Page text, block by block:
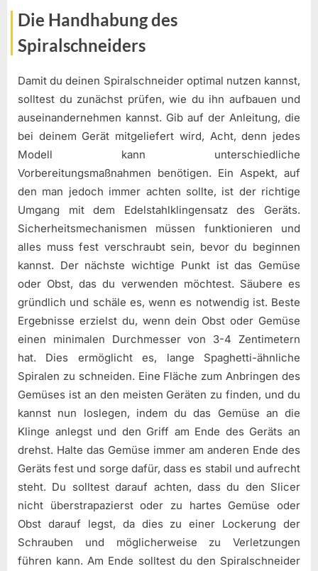
Die Handhabung des
Spiralschneiders
Damit du deinen Spiralschneider optimal nutzen kannst,
solltest du zunächst prüfen, wie du ihn aufbauen und
auseinandernehmen kannst. Gib auf der Anleitung, die
bei deinem Gerät mitgeliefert wird, Acht, denn jedes
Modell kann unterschiedliche
Vorbereitungsmaßnahmen benötigen. Ein Aspekt, auf
den man jedoch immer achten sollte, ist der richtige
Umgang mit dem Edelstahlklingensatz des Geräts.
Sicherheitsmechanismen müssen funktionieren und
alles muss fest verschraubt sein, bevor du beginnen
kannst. Der nächste wichtige Punkt ist das Gemüse
oder Obst, das du verwenden möchtest. Säubere es
gründlich und schäle es, wenn es notwendig ist. Beste
Ergebnisse erzielst du, wenn dein Obst oder Gemüse
einen minimalen Durchmesser von 3-4 Zentimetern
hat. Dies ermöglicht es, lange Spaghetti-ähnliche
Spiralen zu schneiden. Eine Fläche zum Anbringen des
Gemüses ist an den meisten Geräten zu finden, und du
kannst nun loslegen, indem du das Gemüse an die
Klinge anlegst und den Griff am Ende des Geräts an
drehst. Halte das Gemüse immer am anderen Ende des
Geräts fest und sorge dafür, dass es stabil und aufrecht
steht. Du solltest darauf achten, dass du den Slicer
nicht überstrapazierst oder zu hartes Gemüse oder
Obst darauf legst, da dies zu einer Lockerung der
Schrauben und möglicherweise zu Verletzungen
führen kann. Am Ende solltest du den Spiralschneider